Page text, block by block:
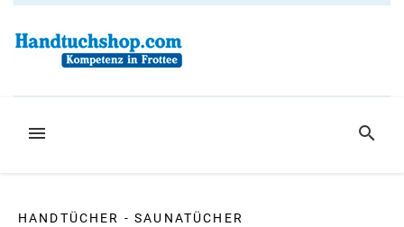
Weiter
zum
MENÜ SUCHE
HANDTÜCHER - SAUNATÜCHER